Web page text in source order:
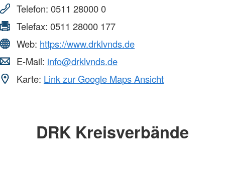
Telefon: 0511 28000 0
Telefax: 0511 28000 177
Web: https://www.drklvnds.de
E-Mail: info@drklvnds.de
Karte: Link zur Google Maps Ansicht
DRK Kreisverbände